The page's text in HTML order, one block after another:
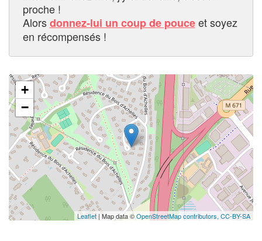
proche !
Alorsdonnez-lui un coup de pouceet soyez
en récompensés !
+
−
Leaflet | Map data ©OpenStreetMap contributors, CC-BY-SA